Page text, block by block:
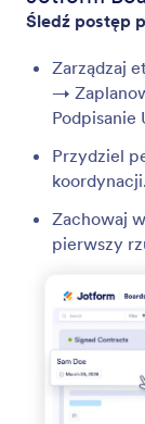
Śledź postęp
Zarządzaj
→
Przydziel
koordynacji.
Zachowaj
pierwszy